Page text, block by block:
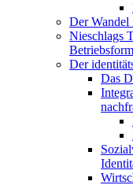
Der Wandel
Nieschlags
Der
Das